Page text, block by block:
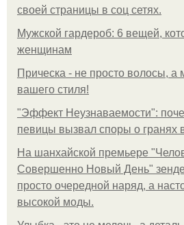
своей страницы в соц сетях.
Мужской гардероб: 6 вещей,
женщинам
Прическа - не просто волосы,
вашего стиля!
"Эффект Неузнаваемости":
певицы вызвал споры о гранях
На шанхайской премьере
Совершенно Новый День"
просто очередной наряд, а
высокой моды.